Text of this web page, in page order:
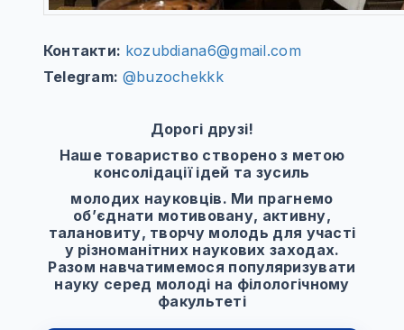
Контакти: kozubdiana6@gmail.com
Telegram: @buzochekkk
Дорогі друзі!
Наше товариство створено з метою
консолідації ідей та зусиль
молодих науковців. Ми прагнемо
об’єднати мотивовану, активну,
талановиту, творчу молодь для участі
у різноманітних наукових заходах.
Разом навчатимемося популяризувати
науку серед молоді на філологічному
факультеті